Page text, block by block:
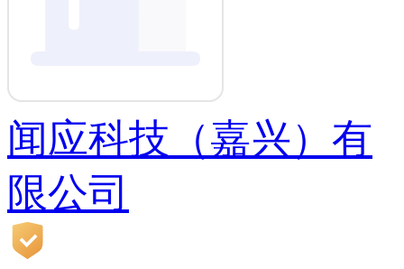
闻应科技（嘉兴）有
限公司